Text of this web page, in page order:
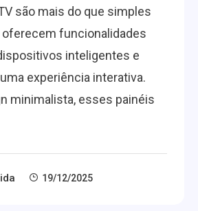
são mais do que simples
funcionalidades
inteligentes e
experiência interativa.
minimalista, esses painéis
19/12/2025